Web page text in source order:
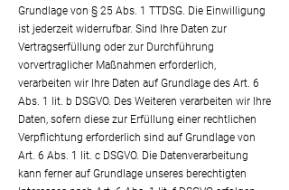
Grundlage von § 25 Abs. 1 TTDSG. Die Einwilligung
ist jederzeit widerrufbar. Sind Ihre Daten zur
Vertragserfüllung oder zur Durchführung
vorvertraglicher Maßnahmen erforderlich,
verarbeiten wir Ihre Daten auf Grundlage des Art. 6
Abs. 1 lit. b DSGVO. Des Weiteren verarbeiten wir Ihre
Daten, sofern diese zur Erfüllung einer rechtlichen
Verpflichtung erforderlich sind auf Grundlage von
Art. 6 Abs. 1 lit. c DSGVO. Die Datenverarbeitung
kann ferner auf Grundlage unseres berechtigten